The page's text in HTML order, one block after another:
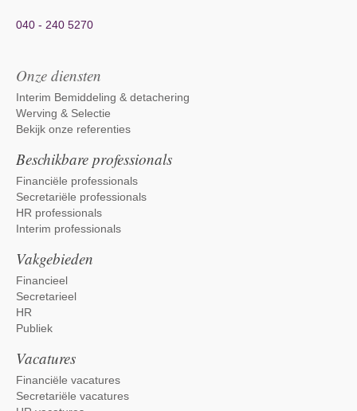
040 - 240 5270
Onze diensten
Interim Bemiddeling & detachering
Werving & Selectie
Bekijk onze referenties
Beschikbare professionals
Financiële professionals
Secretariële professionals
HR professionals
Interim professionals
Vakgebieden
Financieel
Secretarieel
HR
Publiek
Vacatures
Financiële vacatures
Secretariële vacatures